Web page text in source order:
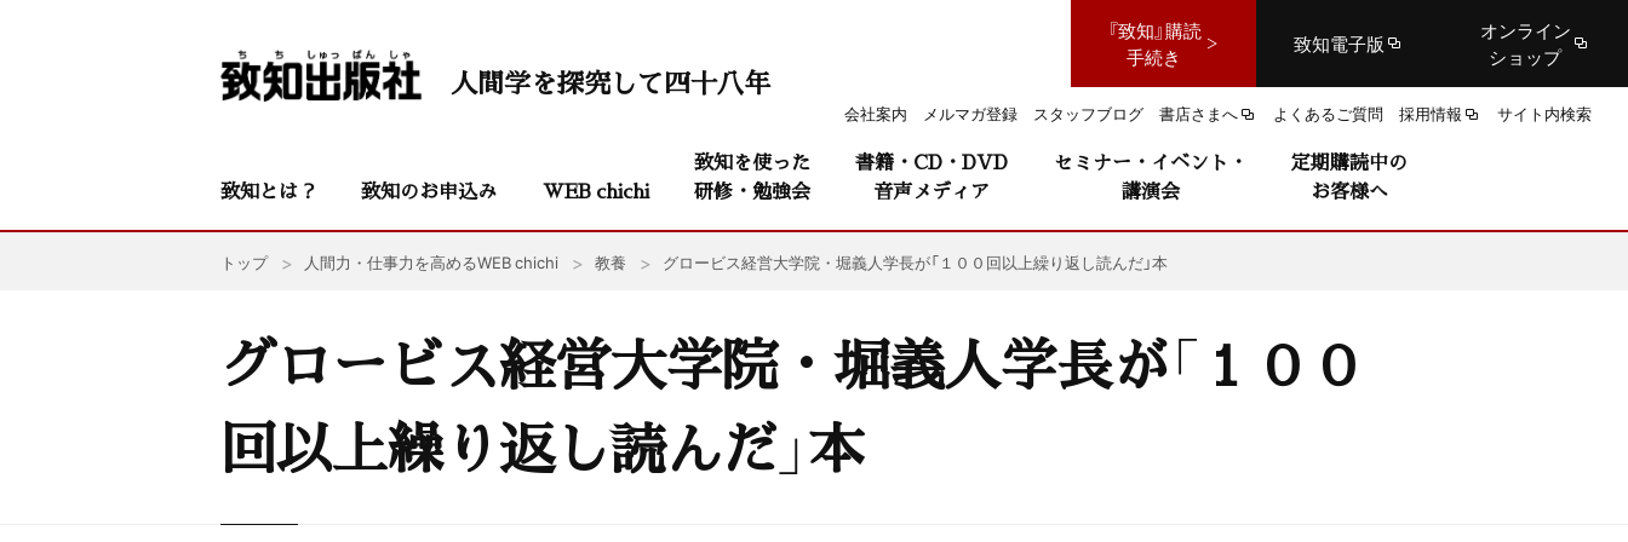
『致知』購読
手続き
致知電子版
オンライン
ショップ
会社案内 メルマガ登録 スタッフブログ 書店さまへ よくあるご質問 採用情報 サイト内検索
人間学を探究して四十八年
致知とは？ 致知のお申込み WEB chichi
致知を使った
研修・勉強会
書籍・CD・DVD
音声メディア
セミナー・イベント・
講演会
定期購読中の
お客様へ
トップ 人間力・仕事力を高めるWEB chichi 教養 グロービス経営大学院・堀義人学長が「１００回以上繰り返し読んだ」本
グロービス経営大学院・堀義人学長が「１００
回以上繰り返し読んだ」本